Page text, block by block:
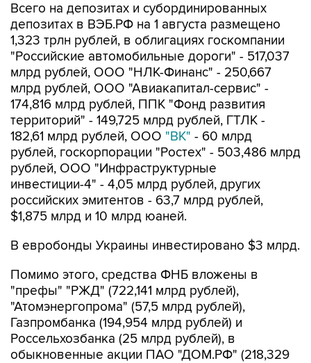
Всего на депозитах и субординированных
депозитах в ВЭБ.РФ на 1 августа размещено
1,323 трлн рублей, в облигациях госкомпании
"Российские автомобильные дороги" - 517,037
млрд рублей, ООО "НЛК-Финанс" - 250,667
млрд рублей, ООО "Авиакапитал-сервис" -
174,816 млрд рублей, ППК "Фонд развития
территорий" - 149,725 млрд рублей, ГТЛК -
182,61 млрд рублей, ООО "ВК" - 60 млрд
рублей, госкорпорации "Ростех" - 503,486 млрд
рублей, ООО "Инфраструктурные
инвестиции-4" - 4,05 млрд рублей, других
российских эмитентов - 63,7 млрд рублей,
$1,875 млрд и 10 млрд юаней.
В евробонды Украины инвестировано $3 млрд.
Помимо этого, средства ФНБ вложены в
"префы" "РЖД" (722,141 млрд рублей),
"Атомэнергопрома" (57,5 млрд рублей),
Газпромбанка (194,954 млрд рублей) и
Россельхозбанка (25 млрд рублей), в
обыкновенные акции ПАО "ДОМ.РФ" (218,329